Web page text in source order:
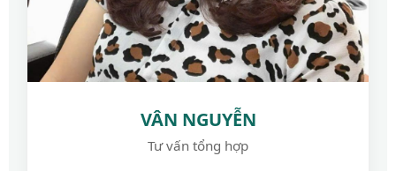
VÂN NGUYỄN
Tư vấn tổng hợp